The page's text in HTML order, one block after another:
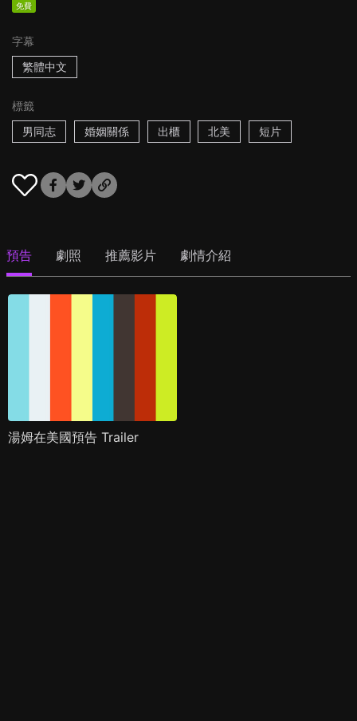
免費
字幕
繁體中文
標籤
男同志
婚姻關係 出櫃 北美 短片
預告 劇照 推薦影片 劇情介紹
湯姆在美國預告 Trailer